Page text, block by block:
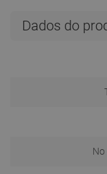
Dados do